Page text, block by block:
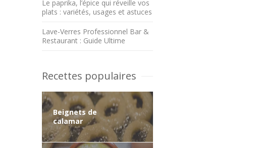
Le paprika, l’épice qui réveille vos
plats : variétés, usages et astuces
Lave-Verres Professionnel Bar &
Restaurant : Guide Ultime
Recettes populaires
Beignets de
calamar